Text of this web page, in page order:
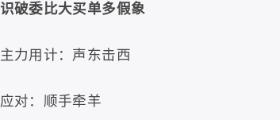
识破委比大买单多假象
主力用计：声东击西
应对：顺手牵羊